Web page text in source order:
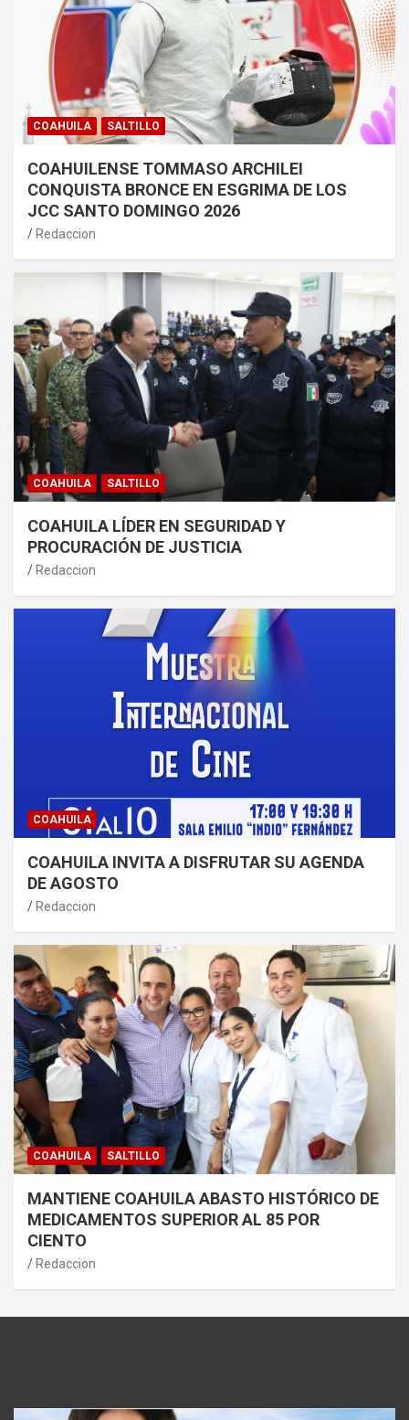
COAHUILA SALTILLO
COAHUILENSE TOMMASO ARCHILEI
CONQUISTA BRONCE EN ESGRIMA DE LOS
JCC SANTO DOMINGO 2026
Redaccion
COAHUILA SALTILLO
COAHUILA LÍDER EN SEGURIDAD Y
PROCURACIÓN DE JUSTICIA
Redaccion
COAHUILA
COAHUILA INVITA A DISFRUTAR SU AGENDA
DE AGOSTO
Redaccion
COAHUILA SALTILLO
MANTIENE COAHUILA ABASTO HISTÓRICO DE
MEDICAMENTOS SUPERIOR AL 85 POR
CIENTO
Redaccion